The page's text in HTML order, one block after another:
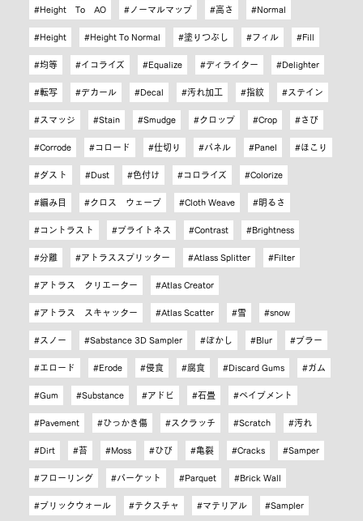
Height To AO ノーマルマップ 高さ Normal
Height Height To Normal 塗りつぶし フィル Fill
均等 イコライズ Equalize ディライター Delighter
転写 デカール Decal 汚れ加工 指紋 ステイン
スマッジ Stain Smudge クロップ Crop さび
Corrode コロード 仕切り パネル Panel ほこり
ダスト Dust 色付け コロライズ Colorize
編み目 クロス ウェーブ Cloth Weave 明るさ
コントラスト ブライトネス Contrast Brightness
分離 アトラススプリッター Atlass Splitter Filter
アトラス クリエーター Atlas Creator
アトラス スキャッター Atlas Scatter 雪 snow
スノー Sabstance 3D Sampler ぼかし Blur ブラー
エロード Erode 侵食 腐食 Discard Gums ガム
Gum Substance アドビ 石畳 ペイブメント
Pavement ひっかき傷 スクラッチ Scratch 汚れ
Dirt 苔 Moss ひび 亀裂 Cracks Samper
フローリング パーケット Parquet Brick Wall
ブリックウォール テクスチャ マテリアル Sampler